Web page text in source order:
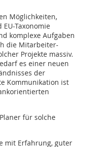
Möglichkeiten,
Taxonomie
komplexe Aufgaben
die Mitarbeiter-
Projekte massiv.
es einer neuen
der
Kommunikation ist
für solche
mit Erfahrung, guter